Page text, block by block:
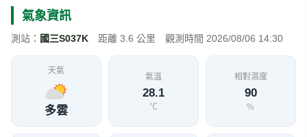
氣象資訊
測站： 國三S037K 距離 3.6 公里 觀測時間 2026/08/06 14:30
天氣
多雲
氣溫
28.1
℃
相對濕度
90
%